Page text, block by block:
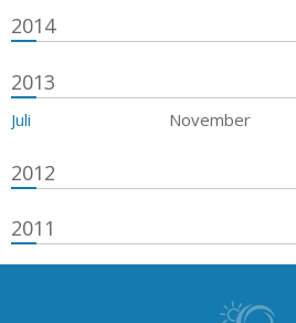
2014
2013
Juli November
2012
2011